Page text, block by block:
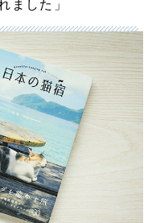
ました」